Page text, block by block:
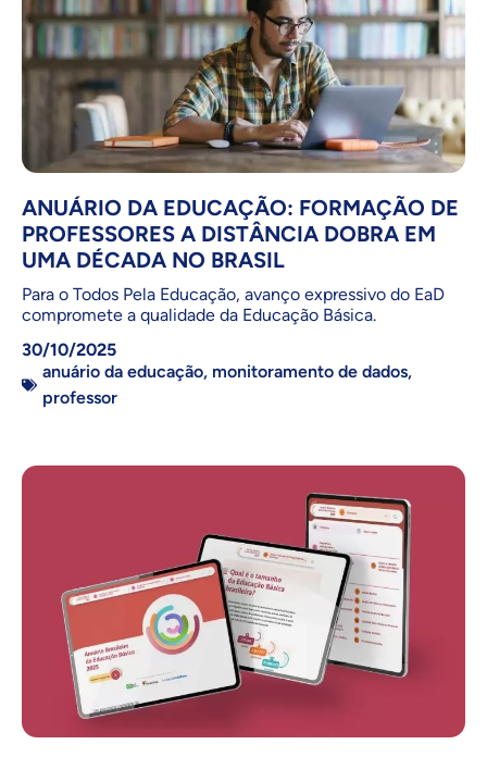
ANUÁRIO DA EDUCAÇÃO: FORMAÇÃO DE
PROFESSORES A DISTÂNCIA DOBRA EM
UMA DÉCADA NO BRASIL
Para o Todos Pela Educação, avanço expressivo do EaD
compromete a qualidade da Educação Básica.
30/10/2025
anuário da educação, monitoramento de dados,
professor